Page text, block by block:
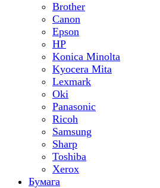
Brother
Canon
Epson
HP
Konica Minolta
Kyocera Mita
Lexmark
Oki
Panasonic
Ricoh
Samsung
Sharp
Toshiba
Xerox
Бумага